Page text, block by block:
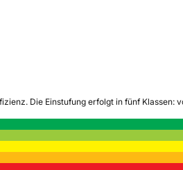
Die Einstufung erfolgt in fünf Klassen: